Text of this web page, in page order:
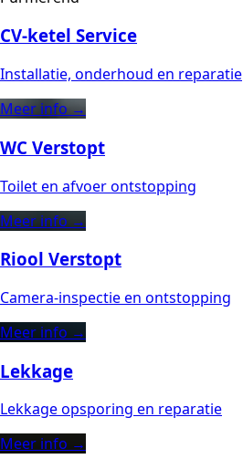
CV-ketel Service
Installatie, onderhoud en reparatie
Meer info →
WC Verstopt
Toilet en afvoer ontstopping
Meer info →
Riool Verstopt
Camera-inspectie en ontstopping
Meer info →
Lekkage
Lekkage opsporing en reparatie
Meer info →